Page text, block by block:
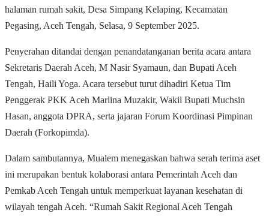
halaman rumah sakit, Desa Simpang Kelaping, Kecamatan
Pegasing, Aceh Tengah, Selasa, 9 September 2025.
Penyerahan ditandai dengan penandatanganan berita acara antara
Sekretaris Daerah Aceh, M Nasir Syamaun, dan Bupati Aceh
Tengah, Haili Yoga. Acara tersebut turut dihadiri Ketua Tim
Penggerak PKK Aceh Marlina Muzakir, Wakil Bupati Muchsin
Hasan, anggota DPRA, serta jajaran Forum Koordinasi Pimpinan
Daerah (Forkopimda).
Dalam sambutannya, Mualem menegaskan bahwa serah terima aset
ini merupakan bentuk kolaborasi antara Pemerintah Aceh dan
Pemkab Aceh Tengah untuk memperkuat layanan kesehatan di
wilayah tengah Aceh. “Rumah Sakit Regional Aceh Tengah